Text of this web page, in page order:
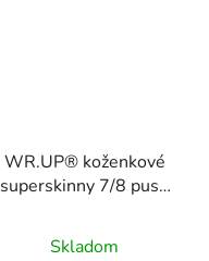
WR.UP® koženkové
superskinny 7/8 push
pásom,
Skladom